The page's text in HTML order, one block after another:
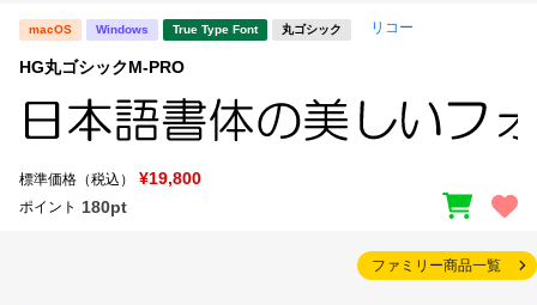
macOS Windows True Type Font 丸ゴシック リコー
HG丸ゴシックM-PRO
標準価格（税込） ¥19,800
ポイント 180pt
ファミリー商品一覧